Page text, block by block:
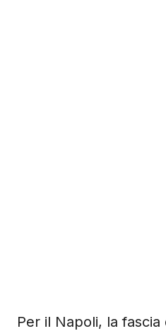
Per il Napoli, la